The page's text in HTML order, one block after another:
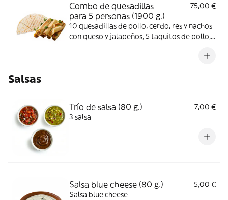
Combo de quesadillas
para 5 personas (1900 g.)
75,00 €
10 quesadillas de pollo, cerdo, res y nachos
con queso y jalapeños, 5 taquitos de pollo,
Salsas
Trío de salsa (80 g.)
7,00 €
3 salsa
Salsa blue cheese (80 g.)
5,00 €
Salsa blue cheese